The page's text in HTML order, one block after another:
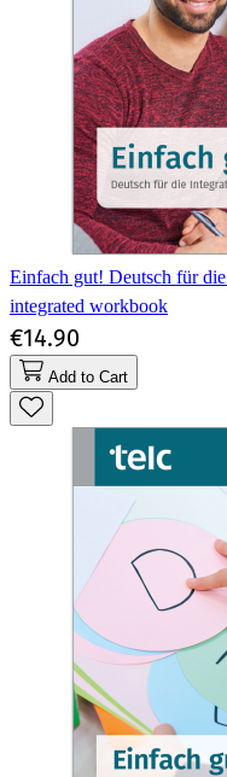
Einfach gut! Deutsch für
integrated workbook
€14.90
Add to Cart